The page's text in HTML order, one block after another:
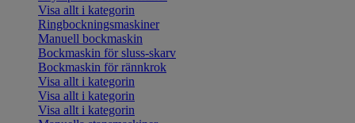
Visa allt i kategorin
Ringbockningsmaskiner
Manuell bockmaskin
Bockmaskin för sluss-skarv
Bockmaskin för rännkrok
Visa allt i kategorin
Visa allt i kategorin
Visa allt i kategorin